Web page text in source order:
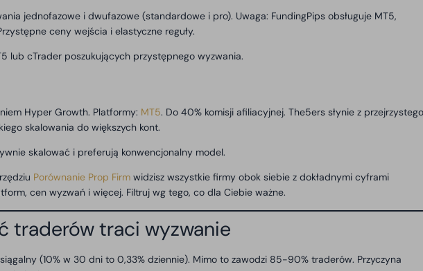
jednofazowe i dwufazowe (standardowe i pro). Uwaga: FundingPips obsługuje MT5,
ceny wejścia i elastyczne reguły.
lub cTrader poszukujących przystępnego wyzwania.
Hyper Growth. Platformy: MT5. Do 40% komisji afiliacyjnej. The5ers słynie z przejrzystego
skalowania do większych kont.
skalować i preferują konwencjonalny model.
Porównanie Prop Firm widzisz wszystkie firmy obok siebie z dokładnymi cyframi
cen wyzwań i więcej. Filtruj wg tego, co dla Ciebie ważne.
traderów traci wyzwanie
(10% w 30 dni to 0,33% dziennie). Mimo to zawodzi 85-90% traderów. Przyczyna